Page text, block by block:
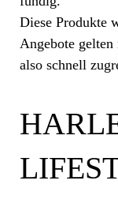
Diese Produkte
Angebote
also schnell